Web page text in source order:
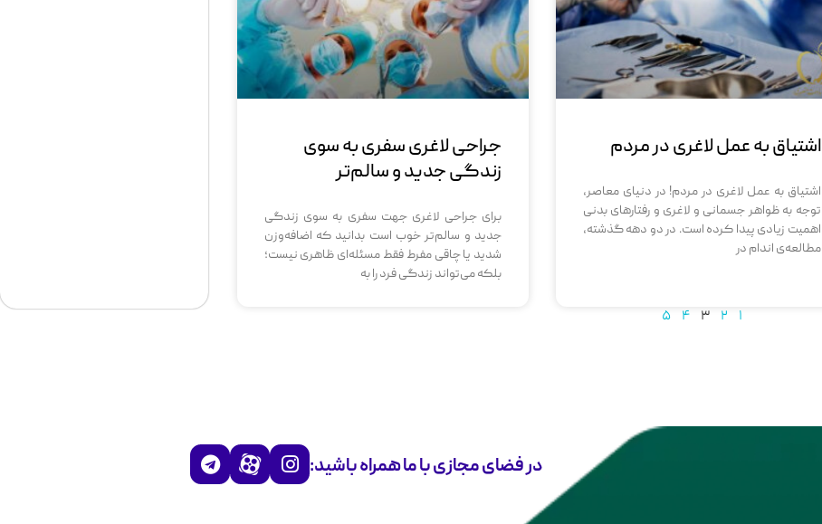
اشتیاق به عمل لاغری در مردم
اشتیاق به عمل لاغری در مردم! در دنیای معاصر،
توجه به ظواهر جسمانی و لاغری و رفتارهای بدنی
اهمیت زیادی پیدا کرده است. در دو دهه گذشته،
مطالعه‌ی اندام در
جراحی لاغری سفری به سوی
زندگی جدید و سالم‌تر
برای جراحی لاغری جهت سفری به سوی زندگی
جدید و سالم‌تر خوب است بدانید که اضافه‌وزن
شدید یا چاقی مفرط فقط مسئله‌ای ظاهری نیست؛
بلکه می‌تواند زندگی فرد را به
۱ ۲ ۳ ۴ ۵
در فضای مجازی با ما همراه باشید: